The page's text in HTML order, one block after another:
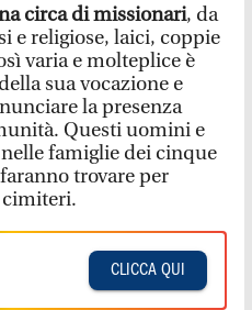
circa di missionari, da
e religiose, laici, coppie
varia e molteplice è
sua vocazione e
la presenza
Questi uomini e
famiglie dei cinque
trovare per
cimiteri.
CLICCA QUI